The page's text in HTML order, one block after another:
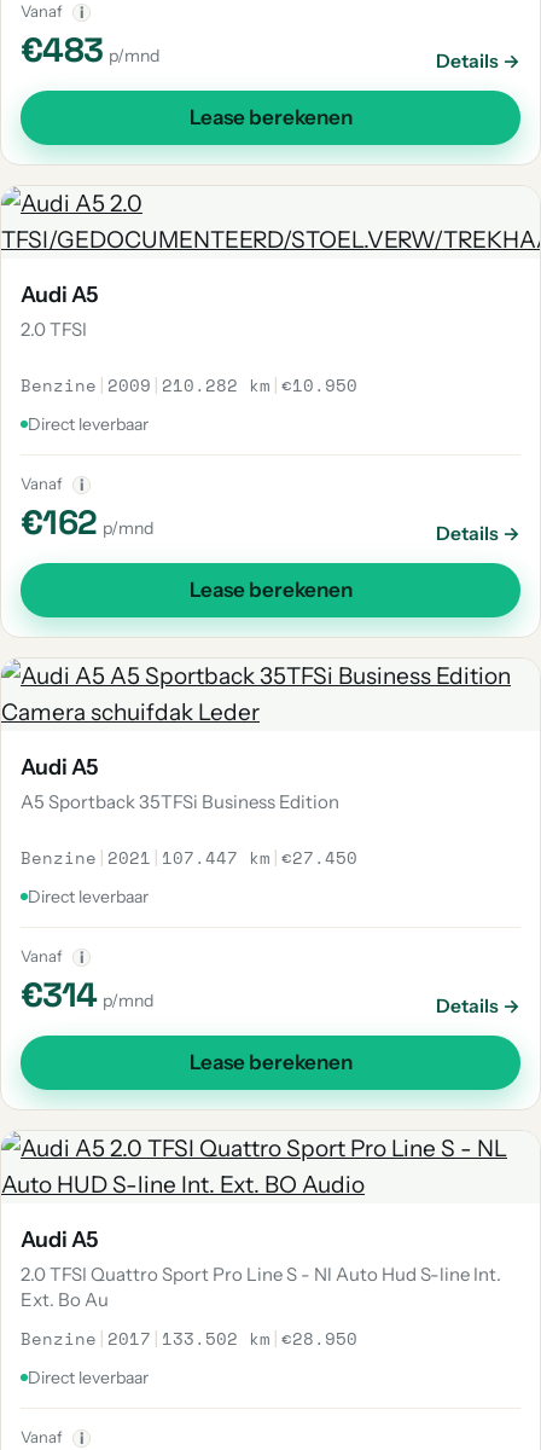
Vanaf i
€483 p/mnd Details →
Lease berekenen
Audi A5
2.0 TFSI
Benzine | 2009 | 210.282 km |€10.950
Direct leverbaar
Vanaf i
€162 p/mnd Details →
Lease berekenen
Audi A5
A5 Sportback 35TFSi Business Edition
Benzine | 2021 | 107.447 km |€27.450
Direct leverbaar
Vanaf i
€314 p/mnd Details →
Lease berekenen
Audi A5
2.0 TFSI Quattro Sport Pro Line S - Nl Auto Hud S-line Int.
Ext. Bo Au
Benzine | 2017 | 133.502 km |€28.950
Direct leverbaar
Vanaf i